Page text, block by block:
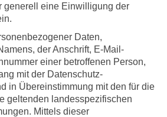
generell eine Einwilligung der
Daten,
der Anschrift, E-Mail-
einer betroffenen Person,
mit der Datenschutz-
in Übereinstimmung mit den für die
geltenden landesspezifischen
Mittels dieser